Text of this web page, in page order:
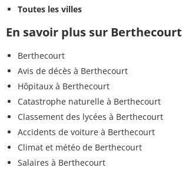
Toutes les villes
En savoir plus sur Berthecourt
Berthecourt
Avis de décès à Berthecourt
Hôpitaux à Berthecourt
Catastrophe naturelle à Berthecourt
Classement des lycées à Berthecourt
Accidents de voiture à Berthecourt
Climat et météo de Berthecourt
Salaires à Berthecourt